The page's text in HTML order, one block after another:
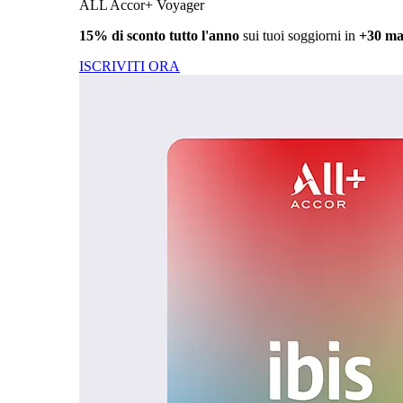
ALL Accor+ Voyager
15% di sconto tutto l'anno sui tuoi soggiorni in +30
ISCRIVITI ORA